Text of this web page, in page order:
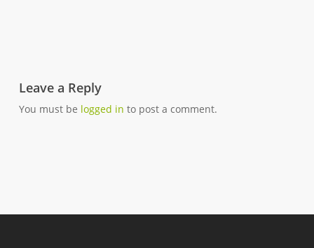
Leave a Reply
You must be logged in to post a comment.